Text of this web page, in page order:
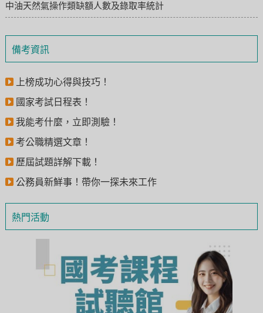
備考資訊
上榜成功心得與技巧！
國家考試日程表！
我能考什麼，立即測驗！
考公職精選文章！
歷屆試題詳解下載！
公務員新鮮事！帶你一探未來工作
熱門活動
中油天然氣操作類缺額人數及錄取率統計